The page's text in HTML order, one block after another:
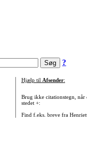
?
Hjælp til Afsender:
Brug ikke citationstegn, når
stedet +:
Find f.eks. breve fra